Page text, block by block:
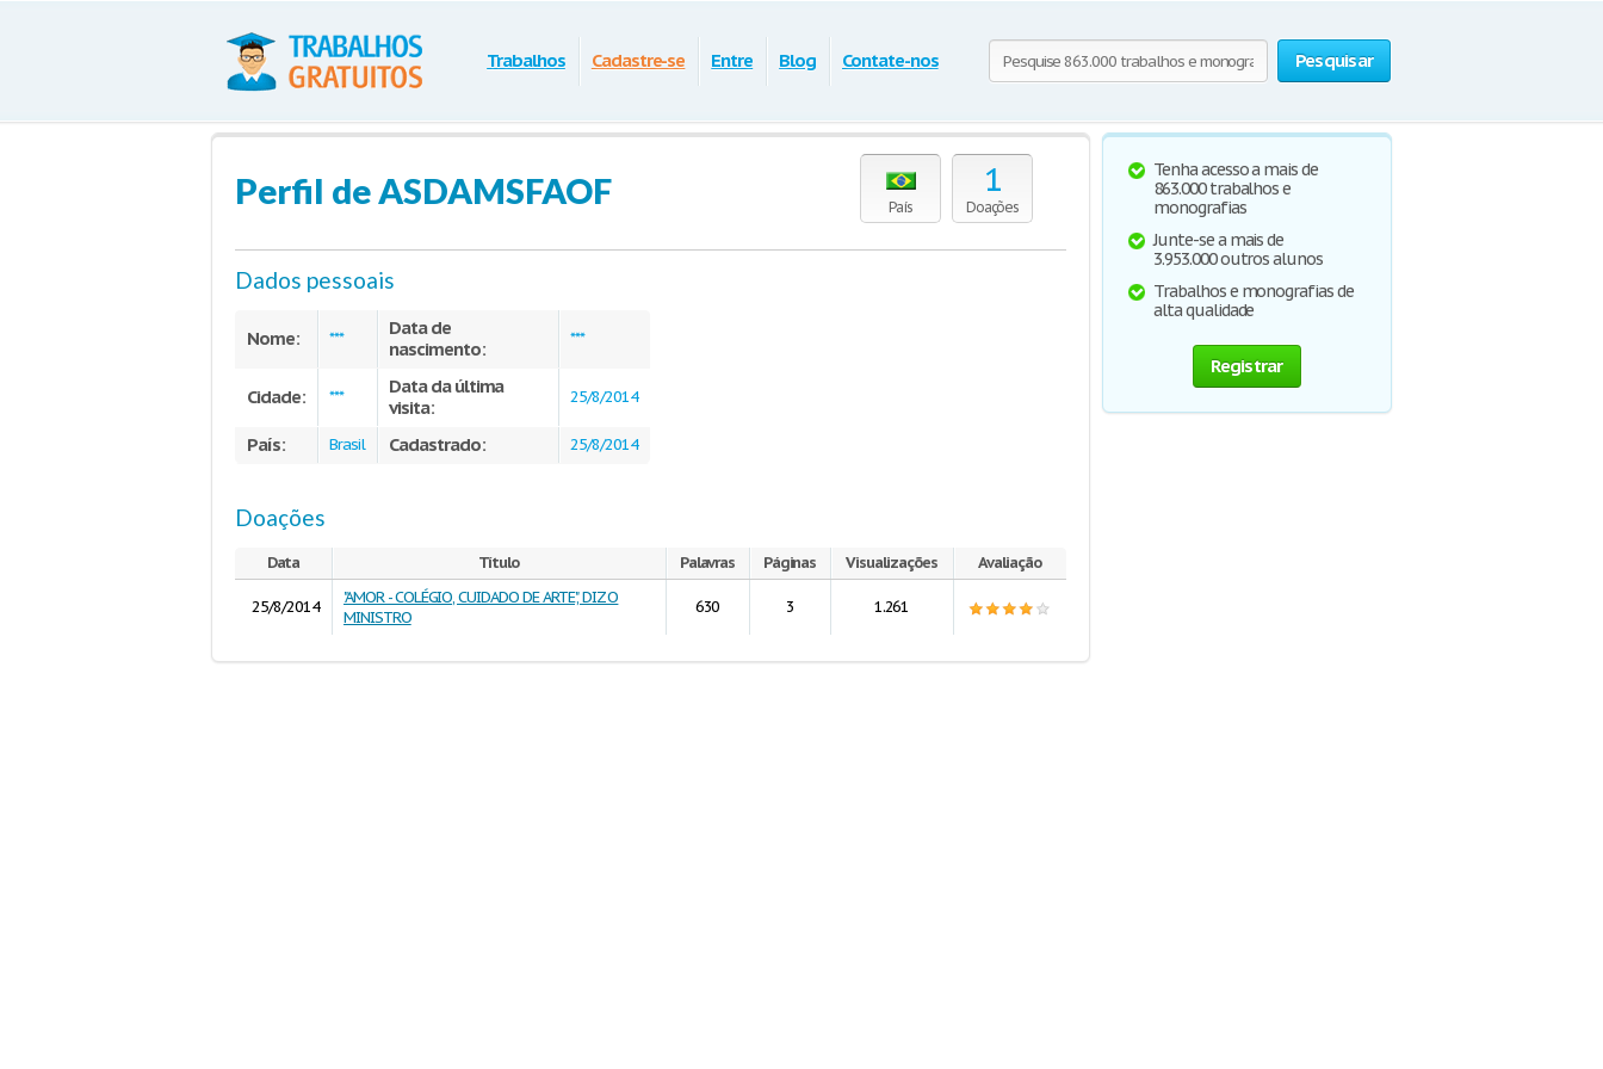
Pesquisar
Trabalhos Cadastre-se Entre Blog Contate-nos
País
1
Doações
Perfil de ASDAMSFAOF
Dados pessoais
Nome: ***
Data de
nascimento:
***
Cidade: ***
Data da última
visita:
25/8/2014
País: Brasil Cadastrado: 25/8/2014
Doações
Data Título Palavras Páginas Visualizações Avaliação
25/8/2014
"AMOR - COLÉGIO, CUIDADO DE ARTE", DIZ O
MINISTRO
630 3 1.261
Tenha acesso a mais de
863.000 trabalhos e
monografias
Junte-se a mais de
3.953.000 outros alunos
Trabalhos e monografias de
alta qualidade
Registrar